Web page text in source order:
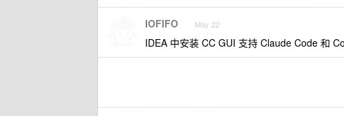
IOFIFO May 22
IDEA 中安装 CC GUI 支持 Claude Code 和